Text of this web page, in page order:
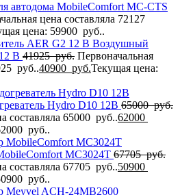
автодома MobileComfort MC-CTS
цена составляла 72127
цена: 59900 руб..
Воздушный
В 41925руб. Первоначальная
руб..40900 руб.Текущая цена:
Hydro D10 12В 65000руб.
составляла 65000 руб..62000
руб..
MC3024T 67705руб.
составляла 67705 руб..50900
руб..